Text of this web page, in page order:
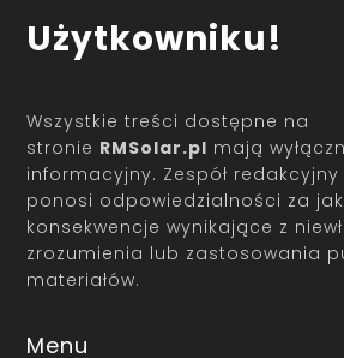
Użytkowniku!
Wszystkie treści dostępne na
stronie RMSolar.pl mają
informacyjny. Zespół redakcyjny
ponosi odpowiedzialności za
konsekwencje wynikające z
zrozumienia lub zastosowania
materiałów.
Menu